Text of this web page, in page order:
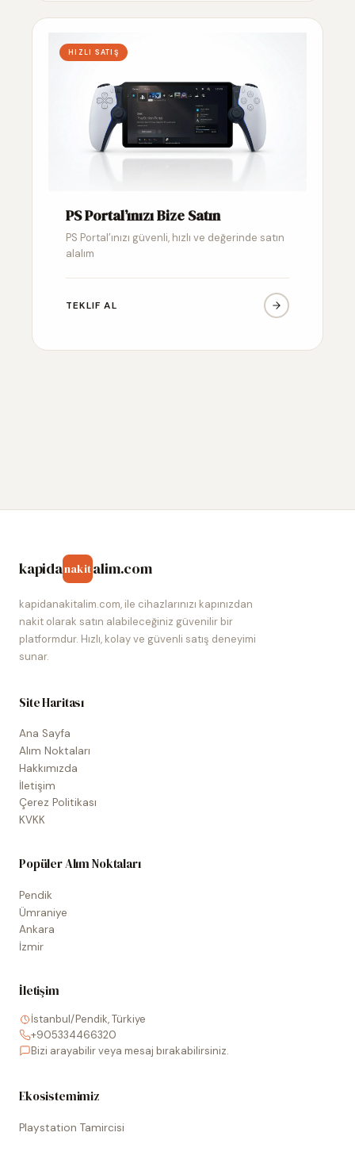
HIZLI SATIŞ
PS Portal’ınızı Bize Satın
PS Portal’ınızı güvenli, hızlı ve değerinde satın
alalım
TEKLIF AL
kapidanakitalim.com
kapidanakitalim.com, ile cihazlarınızı kapınızdan
nakit olarak satın alabileceğiniz güvenilir bir
platformdur. Hızlı, kolay ve güvenli satış deneyimi
sunar.
Site Haritası
Ana Sayfa
Alım Noktaları
Hakkımızda
İletişim
Çerez Politikası
KVKK
Popüler Alım Noktaları
Pendik
Ümraniye
Ankara
İzmir
İletişim
İstanbul/Pendik, Türkiye
+905334466320
Bizi arayabilir veya mesaj bırakabilirsiniz.
Ekosistemimiz
Playstation Tamircisi